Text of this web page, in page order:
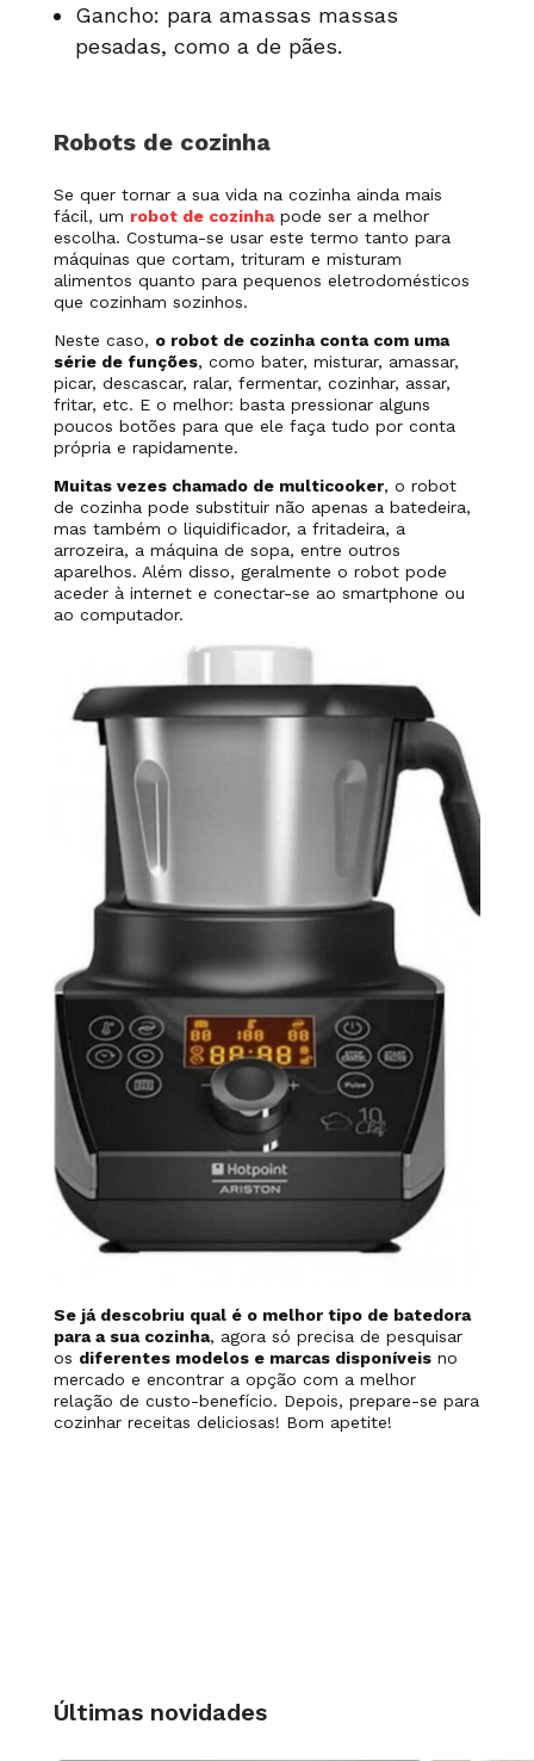
Gancho: para amassas massas
pesadas, como a de pães.
Robots de cozinha
Se quer tornar a sua vida na cozinha ainda mais
fácil, um robot de cozinhapode ser a melhor
escolha. Costuma-se usar este termo tanto para
máquinas que cortam, trituram e misturam
alimentos quanto para pequenos eletrodomésticos
que cozinham sozinhos.
Neste caso, o robot de cozinha conta com uma
série de funções, como bater, misturar, amassar,
picar, descascar, ralar, fermentar, cozinhar, assar,
fritar, etc. E o melhor: basta pressionar alguns
poucos botões para que ele faça tudo por conta
própria e rapidamente.
Muitas vezes chamado de multicooker, o robot
de cozinha pode substituir não apenas a batedeira,
mas também o liquidificador, a fritadeira, a
arrozeira, a máquina de sopa, entre outros
aparelhos. Além disso, geralmente o robot pode
aceder à internet e conectar-se ao smartphone ou
ao computador.
Se já descobriu qual é o melhor tipo de batedora
para a sua cozinha, agora só precisa de pesquisar
os diferentes modelos e marcas disponíveisno
mercado e encontrar a opção com a melhor
relação de custo-benefício. Depois, prepare-se para
cozinhar receitas deliciosas! Bom apetite!
Últimas novidades